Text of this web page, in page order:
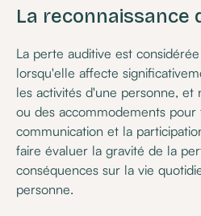
La reconnaissance
La perte auditive est
lorsqu'elle affecte
les activités d'une personne, et
ou des accommodements pour
communication et la
faire évaluer la gravité de la
conséquences sur la vie
personne.